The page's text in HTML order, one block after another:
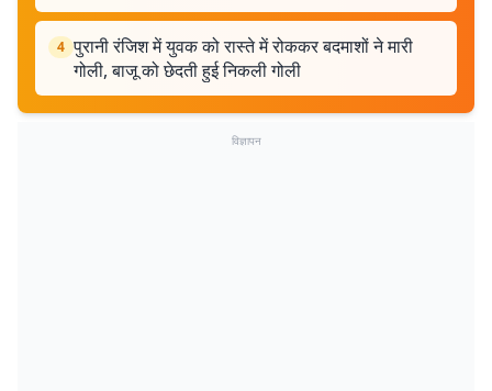
4 पुरानी रंजिश में युवक को रास्ते में रोककर बदमाशों ने मारी
गोली, बाजू को छेदती हुई निकली गोली
विज्ञापन